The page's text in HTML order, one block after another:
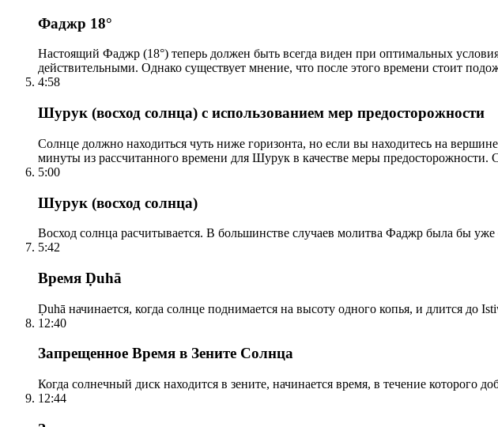
Фаджр 18°
Настоящий Фаджр (18°) теперь должен быть всегда виден при оптимальных
действительными. Однако существует мнение, что после этого времени стоит
4:58
Шурук (восход солнца) с использованием мер предосторожности
Солнце должно находиться чуть ниже горизонта, но если вы находитесь на
минуты из рассчитанного времени для Шурук в качестве меры предосторожности.
5:00
Шурук (восход солнца)
Восход солнца расчитывается. В большинстве случаев молитва Фаджр была бы
5:42
Время Ḍuhā
Ḍuhā начинается, когда солнце поднимается на высоту одного копья, и длится до
12:40
Запрещенное Время в Зените Солнца
Когда солнечный диск находится в зените, начинается время, в течение которого
12:44